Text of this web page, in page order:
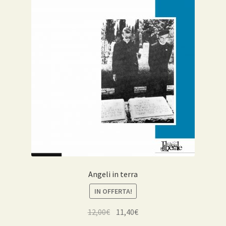
Angeli in terra
IN OFFERTA!
12,00€ 11,40€Il